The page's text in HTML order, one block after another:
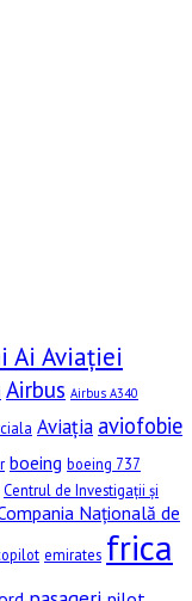
Ai Aviației
Airbus Airbus A340
Aviația aviofobie
boeing boeing 737
Centrul de Investigații și
Națională de
emirates frica